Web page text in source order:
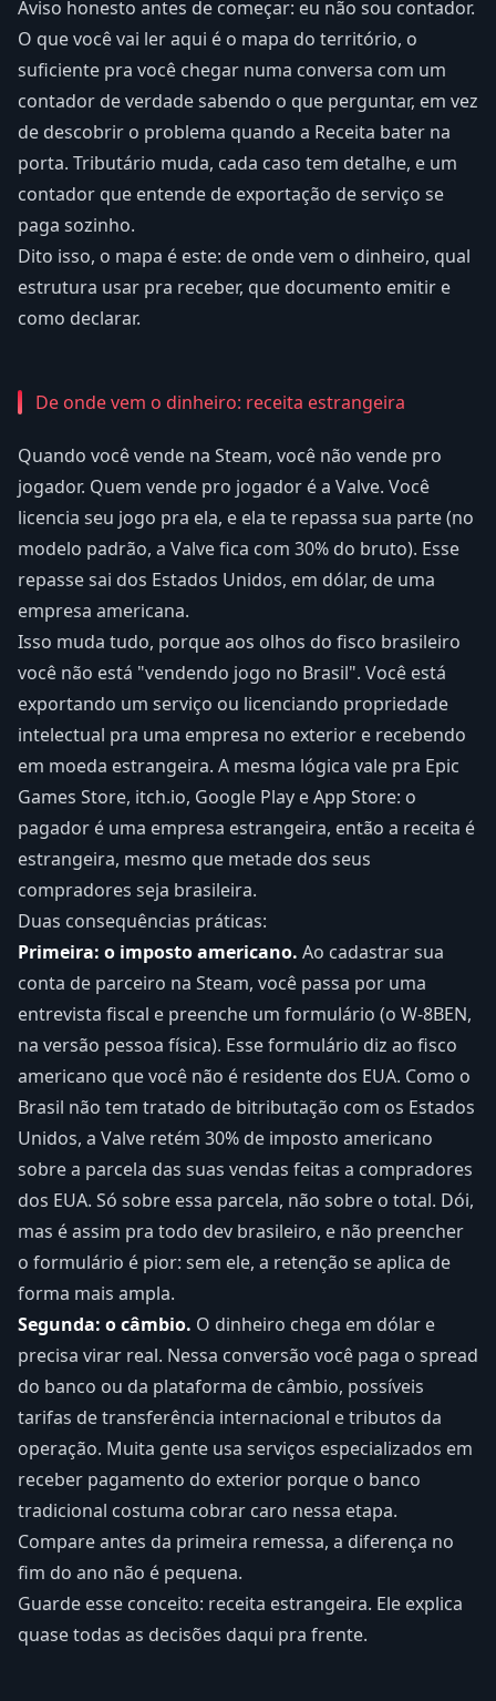
Aviso honesto antes de começar: eu não sou contador.
O que você vai ler aqui é o mapa do território, o
suficiente pra você chegar numa conversa com um
contador de verdade sabendo o que perguntar, em vez
de descobrir o problema quando a Receita bater na
porta. Tributário muda, cada caso tem detalhe, e um
contador que entende de exportação de serviço se
paga sozinho.
Dito isso, o mapa é este: de onde vem o dinheiro, qual
estrutura usar pra receber, que documento emitir e
como declarar.
De onde vem o dinheiro: receita estrangeira
Quando você vende na Steam, você não vende pro
jogador. Quem vende pro jogador é a Valve. Você
licencia seu jogo pra ela, e ela te repassa sua parte (no
modelo padrão, a Valve fica com 30% do bruto). Esse
repasse sai dos Estados Unidos, em dólar, de uma
empresa americana.
Isso muda tudo, porque aos olhos do fisco brasileiro
você não está "vendendo jogo no Brasil". Você está
exportando um serviço ou licenciando propriedade
intelectual pra uma empresa no exterior e recebendo
em moeda estrangeira. A mesma lógica vale pra Epic
Games Store, itch.io, Google Play e App Store: o
pagador é uma empresa estrangeira, então a receita é
estrangeira, mesmo que metade dos seus
compradores seja brasileira.
Duas consequências práticas:
Primeira: o imposto americano. Ao cadastrar sua
conta de parceiro na Steam, você passa por uma
entrevista fiscal e preenche um formulário (o W-8BEN,
na versão pessoa física). Esse formulário diz ao fisco
americano que você não é residente dos EUA. Como o
Brasil não tem tratado de bitributação com os Estados
Unidos, a Valve retém 30% de imposto americano
sobre a parcela das suas vendas feitas a compradores
dos EUA. Só sobre essa parcela, não sobre o total. Dói,
mas é assim pra todo dev brasileiro, e não preencher
o formulário é pior: sem ele, a retenção se aplica de
forma mais ampla.
Segunda: o câmbio. O dinheiro chega em dólar e
precisa virar real. Nessa conversão você paga o spread
do banco ou da plataforma de câmbio, possíveis
tarifas de transferência internacional e tributos da
operação. Muita gente usa serviços especializados em
receber pagamento do exterior porque o banco
tradicional costuma cobrar caro nessa etapa.
Compare antes da primeira remessa, a diferença no
fim do ano não é pequena.
Guarde esse conceito: receita estrangeira. Ele explica
quase todas as decisões daqui pra frente.